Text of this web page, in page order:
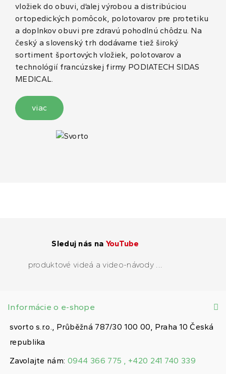
vložiek do obuvi, ďalej výrobou a distribúciou
ortopedických pomôcok, polotovarov pre protetiku
a doplnkov obuvi pre zdravú pohodlnú chôdzu. Na
český a slovenský trh dodávame tiež široký
sortiment športových vložiek, polotovarov a
technológií francúzskej firmy PODIATECH SIDAS
MEDICAL.
viac
Sleduj nás na YouTube
produktové videá a video-návody ...
Informácie o e-shope
svorto s.r.o., Průběžná 787/30 100 00, Praha 10 Česká
republika
Zavolajte nám: 0944 366 775 , +420 241 740 339